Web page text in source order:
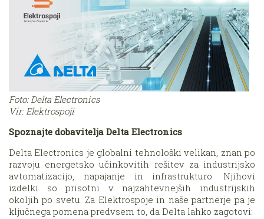
Foto: Delta Electronics
Vir: Elektrospoji
Spoznajte dobavitelja Delta Electronics
Delta Electronics je globalni tehnološki velikan, znan po
razvoju energetsko učinkovitih rešitev za industrijsko
avtomatizacijo, napajanje in infrastrukturo. Njihovi
izdelki so prisotni v najzahtevnejših industrijskih
okoljih po svetu. Za Elektrospoje in naše partnerje pa je
ključnega pomena predvsem to, da Delta lahko zagotovi: